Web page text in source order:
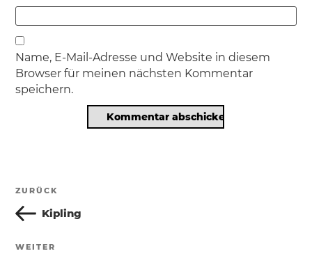
Name, E-Mail-Adresse und Website in diesem
Browser für meinen nächsten Kommentar
speichern.
Beitragsnavigation
Vorheriger
Beitrag
ZURÜCK
Kipling
Nächster
WEITER